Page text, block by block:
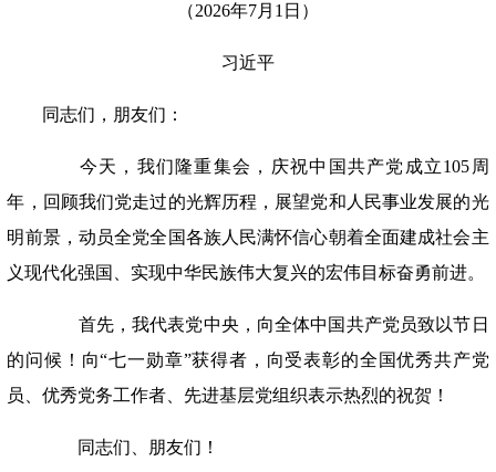
（2026年7月1日）
习近平
同志们，朋友们：
今天，我们隆重集会，庆祝中国共产党成立105周
年，回顾我们党走过的光辉历程，展望党和人民事业发展的光
明前景，动员全党全国各族人民满怀信心朝着全面建成社会主
义现代化强国、实现中华民族伟大复兴的宏伟目标奋勇前进。
首先，我代表党中央，向全体中国共产党员致以节日
的问候！向“七一勋章”获得者，向受表彰的全国优秀共产党
员、优秀党务工作者、先进基层党组织表示热烈的祝贺！
同志们、朋友们！